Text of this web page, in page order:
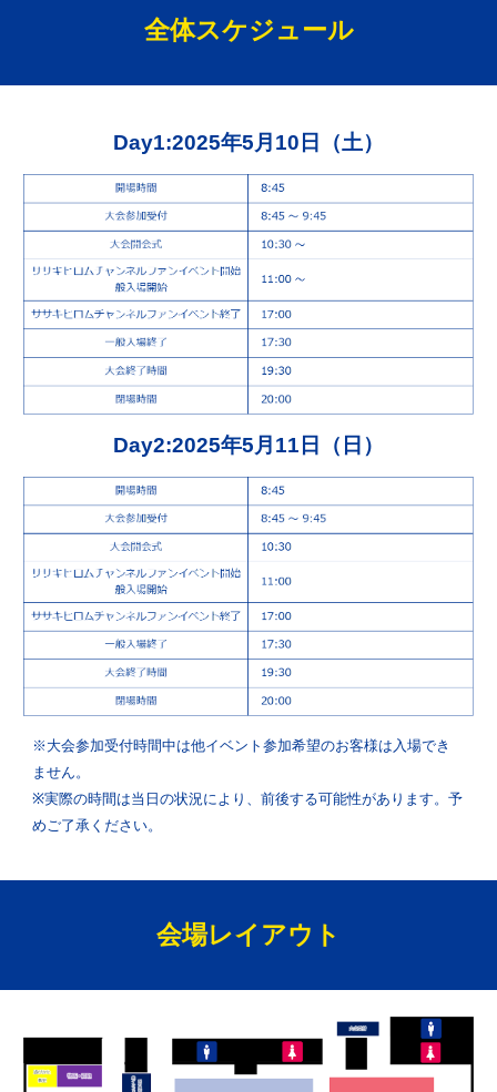
全体スケジュール
Day1:2025年5月10日（土）
Day2:2025年5月11日（日）
※大会参加受付時間中は他イベント参加希望のお客様は入場でき
ません。
※実際の時間は当日の状況により、前後する可能性があります。予
めご了承ください。
会場レイアウト